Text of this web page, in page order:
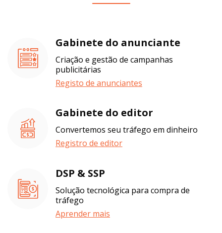
Gabinete do anunciante
Criação e gestão de campanhas
publicitárias
Registo de anunciantes
Gabinete do editor
Convertemos seu tráfego em dinheiro
Registro de editor
DSP & SSP
Solução tecnológica para compra de
tráfego
Aprender mais